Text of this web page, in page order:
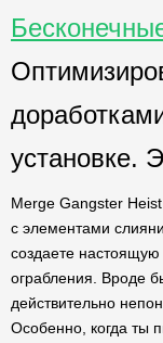
установке.
Merge Gangster
с элементами
создаете
ограбления. Вроде
действительно
Особенно, когда ты